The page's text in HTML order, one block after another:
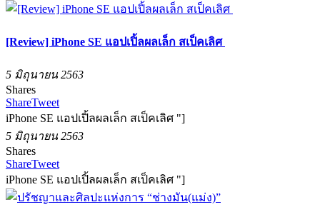
[Review] iPhone SE แอปเปิ้ลผลเล็ก สเป็คเลิศ
5 มิถุนายน 2563
Shares
ShareTweet
iPhone SE แอปเปิ้ลผลเล็ก สเป็คเลิศ "]
5 มิถุนายน 2563
Shares
ShareTweet
iPhone SE แอปเปิ้ลผลเล็ก สเป็คเลิศ "]